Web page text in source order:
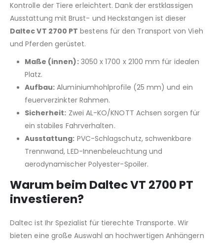
Kontrolle der Tiere erleichtert. Dank der erstklassigen
Ausstattung mit Brust- und Heckstangen ist dieser
Daltec VT 2700 PT bestens für den Transport von Vieh
und Pferden gerüstet.
Maße (innen):3050 x 1700 x 2100 mm für idealen
Platz.
Aufbau: Aluminiumhohlprofile (25 mm) und ein
feuerverzinkter Rahmen.
Sicherheit: Zwei AL-KO/KNOTT Achsen sorgen für
ein stabiles Fahrverhalten.
Ausstattung: PVC-Schlagschutz, schwenkbare
Trennwand, LED-Innenbeleuchtung und
aerodynamischer Polyester-Spoiler.
Warum beim Daltec VT 2700 PT
investieren?
Daltec ist Ihr Spezialist für tierechte Transporte. Wir
bieten eine große Auswahl an hochwertigen Anhängern